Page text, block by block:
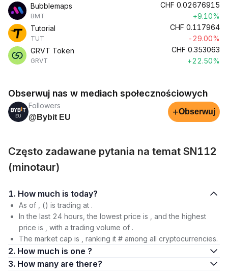
Bubblemaps
BMT
CHF 0.02676915
+9.10%
Tutorial
TUT
CHF 0.117964
-29.00%
GRVT Token
GRVT
CHF 0.353063
+22.50%
Obserwuj nas w mediach społecznościowych
Followers
@Bybit EU
+Obserwuj
Często zadawane pytania na temat SN112
(minotaur)
1. How much is today?
As of , () is trading at .
In the last 24 hours, the lowest price is , and the highest
price is , with a trading volume of .
The market cap is , ranking it # among all cryptocurrencies.
2. How much is one ?
3. How many are there?